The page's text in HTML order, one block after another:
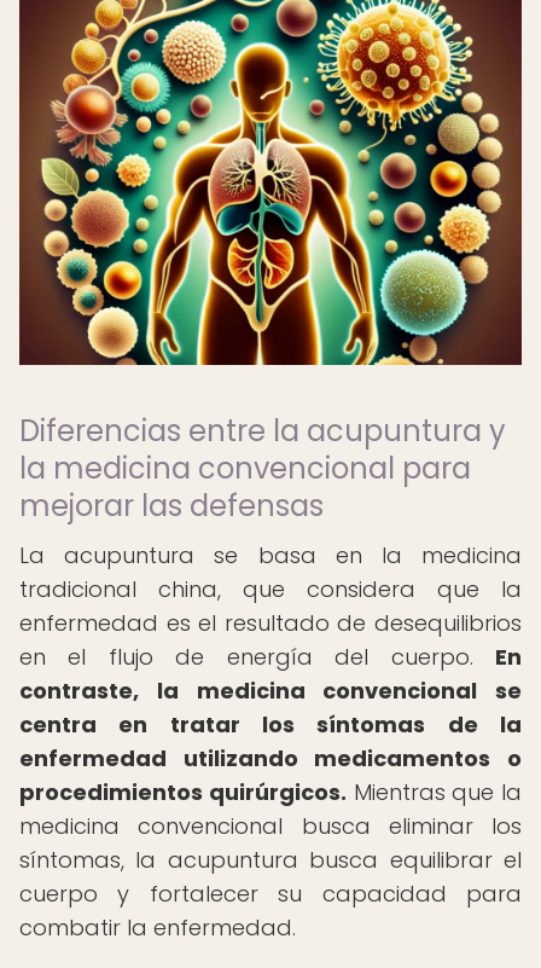
Diferencias entre la acupuntura y
la medicina convencional para
mejorar las defensas
La acupuntura se basa en la medicina
tradicional china, que considera que la
enfermedad es el resultado de desequilibrios
en el flujo de energía del cuerpo. En
contraste, la medicina convencional se
centra en tratar los síntomas de la
enfermedad utilizando medicamentos o
procedimientos quirúrgicos. Mientras que la
medicina convencional busca eliminar los
síntomas, la acupuntura busca equilibrar el
cuerpo y fortalecer su capacidad para
combatir la enfermedad.